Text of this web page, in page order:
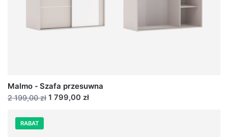
Malmo - Szafa przesuwna
2 199,00 zł 1 799,00 zł
RABAT